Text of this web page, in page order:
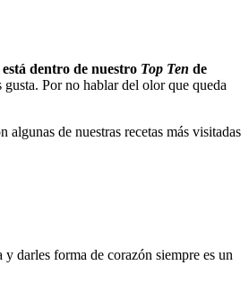
dentro de nuestro Top Ten de
Por no hablar del olor que queda
algunas de nuestras recetas más visitadas
y darles forma de corazón siempre es un